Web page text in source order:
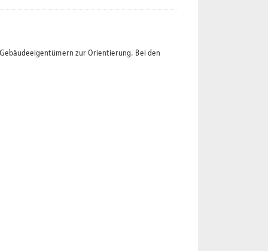
zur Orientierung. Bei den